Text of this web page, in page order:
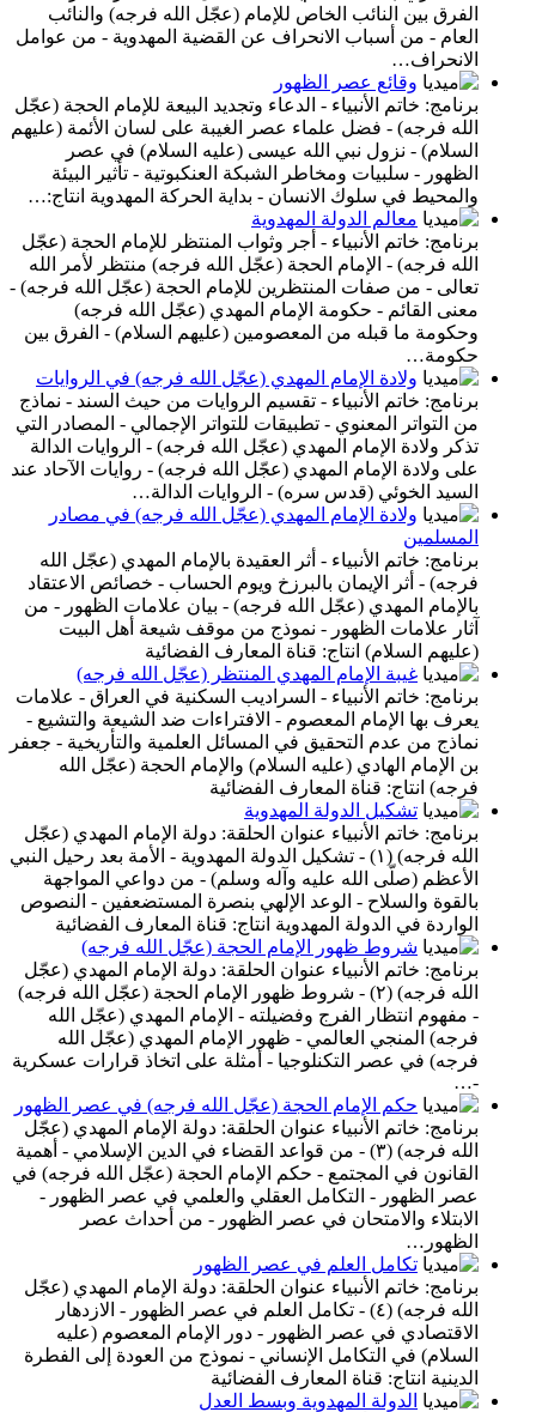
الفرق بين النائب الخاص للإمام (عجّل الله فرجه) والنائب
العام - من أسباب الانحراف عن القضية المهدوية - من عوامل
الانحراف…
وقائع عصر الظهور
برنامج: خاتم الأنبياء - الدعاء وتجديد البيعة للإمام الحجة (عجّل
الله فرجه) - فضل علماء عصر الغيبة على لسان الأئمة (عليهم
السلام) - نزول نبي الله عيسى (عليه السلام) في عصر
الظهور - سلبيات ومخاطر الشبكة العنكبوتية - تأثير البيئة
والمحيط في سلوك الانسان - بداية الحركة المهدوية انتاج:…
معالم الدولة المهدوية
برنامج: خاتم الأنبياء - أجر وثواب المنتظر للإمام الحجة (عجّل
الله فرجه) - الإمام الحجة (عجّل الله فرجه) منتظر لأمر الله
تعالى - من صفات المنتظرين للإمام الحجة (عجّل الله فرجه) -
معنى القائم - حكومة الإمام المهدي (عجّل الله فرجه)
وحكومة ما قبله من المعصومين (عليهم السلام) - الفرق بين
حكومة…
ولادة الإمام المهدي (عجّل الله فرجه) في الروايات
برنامج: خاتم الأنبياء - تقسيم الروايات من حيث السند - نماذج
من التواتر المعنوي - تطبيقات للتواتر الإجمالي - المصادر التي
تذكر ولادة الإمام المهدي (عجّل الله فرجه) - الروايات الدالة
على ولادة الإمام المهدي (عجّل الله فرجه) - روايات الآحاد عند
السيد الخوئي (قدس سره) - الروايات الدالة…
ولادة الإمام المهدي (عجّل الله فرجه) في مصادر
المسلمين
برنامج: خاتم الأنبياء - أثر العقيدة بالإمام المهدي (عجّل الله
فرجه) - أثر الإيمان بالبرزخ ويوم الحساب - خصائص الاعتقاد
بالإمام المهدي (عجّل الله فرجه) - بيان علامات الظهور - من
آثار علامات الظهور - نموذج من موقف شيعة أهل البيت
(عليهم السلام) انتاج: قناة المعارف الفضائية
غيبة الإمام المهدي المنتظر (عجّل الله فرجه)
برنامج: خاتم الأنبياء - السراديب السكنية في العراق - علامات
يعرف بها الإمام المعصوم - الافتراءات ضد الشيعة والتشيع -
نماذج من عدم التحقيق في المسائل العلمية والتأريخية - جعفر
بن الإمام الهادي (عليه السلام) والإمام الحجة (عجّل الله
فرجه) انتاج: قناة المعارف الفضائية
تشكيل الدولة المهدوية
برنامج: خاتم الأنبياء عنوان الحلقة: دولة الإمام المهدي (عجّل
الله فرجه) (١) - تشكيل الدولة المهدوية - الأمة بعد رحيل النبي
الأعظم (صلّى الله عليه وآله وسلم) - من دواعي المواجهة
بالقوة والسلاح - الوعد الإلهي بنصرة المستضعفين - النصوص
الواردة في الدولة المهدوية انتاج: قناة المعارف الفضائية
شروط ظهور الإمام الحجة (عجّل الله فرجه)
برنامج: خاتم الأنبياء عنوان الحلقة: دولة الإمام المهدي (عجّل
الله فرجه) (٢) - شروط ظهور الإمام الحجة (عجّل الله فرجه)
- مفهوم انتظار الفرج وفضيلته - الإمام المهدي (عجّل الله
فرجه) المنجي العالمي - ظهور الإمام المهدي (عجّل الله
فرجه) في عصر التكنلوجيا - أمثلة على اتخاذ قرارات عسكرية
-…
حكم الإمام الحجة (عجّل الله فرجه) في عصر الظهور
برنامج: خاتم الأنبياء عنوان الحلقة: دولة الإمام المهدي (عجّل
الله فرجه) (٣) - من قواعد القضاء في الدين الإسلامي - أهمية
القانون في المجتمع - حكم الإمام الحجة (عجّل الله فرجه) في
عصر الظهور - التكامل العقلي والعلمي في عصر الظهور -
الابتلاء والامتحان في عصر الظهور - من أحداث عصر
الظهور…
تكامل العلم في عصر الظهور
برنامج: خاتم الأنبياء عنوان الحلقة: دولة الإمام المهدي (عجّل
الله فرجه) (٤) - تكامل العلم في عصر الظهور - الازدهار
الاقتصادي في عصر الظهور - دور الإمام المعصوم (عليه
السلام) في التكامل الإنساني - نموذج من العودة إلى الفطرة
الدينية انتاج: قناة المعارف الفضائية
الدولة المهدوية وبسط العدل